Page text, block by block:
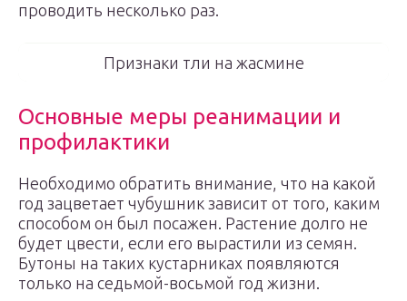
проводить несколько раз.
Признаки тли на жасмине
Основные меры реанимации и
профилактики
Необходимо обратить внимание, что на какой
год зацветает чубушник зависит от того, каким
способом он был посажен. Растение долго не
будет цвести, если его вырастили из семян.
Бутоны на таких кустарниках появляются
только на седьмой-восьмой год жизни.